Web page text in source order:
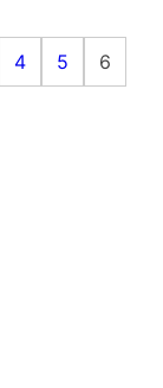
4 5 6